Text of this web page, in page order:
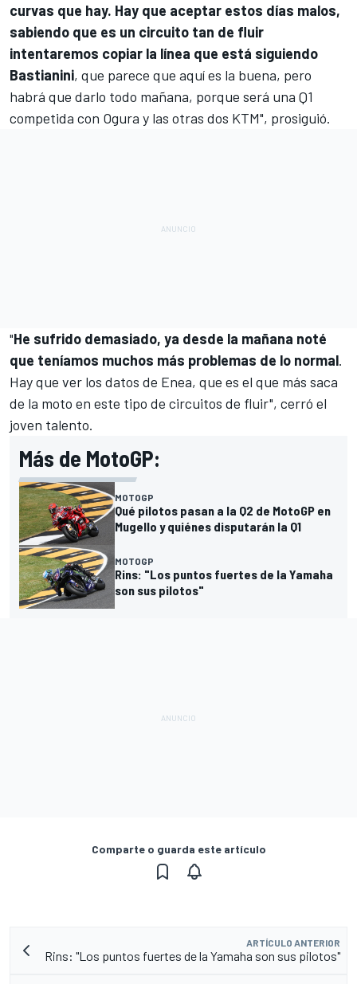
curvas que hay. Hay que aceptar estos días malos,
sabiendo que es un circuito tan de fluir
intentaremos copiar la línea que está siguiendo
Bastianini, que parece que aquí es la buena, pero
habrá que darlo todo mañana, porque será una Q1
competida con Ogura y las otras dos KTM", prosiguió.
"He sufrido demasiado, ya desde la mañana noté
que teníamos muchos más problemas de lo normal.
Hay que ver los datos de Enea, que es el que más saca
de la moto en este tipo de circuitos de fluir", cerró el
joven talento.
Más de MotoGP:
MOTOGP
Qué pilotos pasan a la Q2 de MotoGP en
Mugello y quiénes disputarán la Q1
MOTOGP
Rins: "Los puntos fuertes de la Yamaha
son sus pilotos"
Comparte o guarda este artículo
ARTÍCULO ANTERIOR
Rins: "Los puntos fuertes de la Yamaha son sus pilotos"